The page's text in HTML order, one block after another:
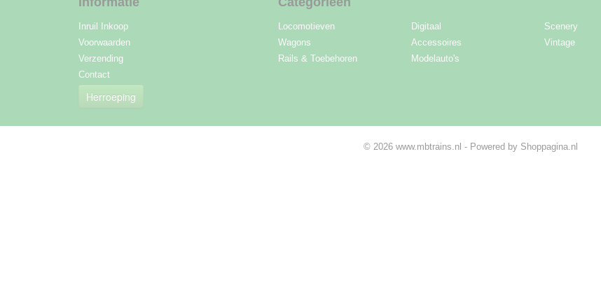
Inruil Inkoop
Voorwaarden
Verzending
Contact
Herroeping
Locomotieven
Wagons
Rails & Toebehoren
Digitaal
Accessoires
Modelauto's
Scenery
Vintage
© 2026 www.mbtrains.nl - Powered by Shoppagina.nl